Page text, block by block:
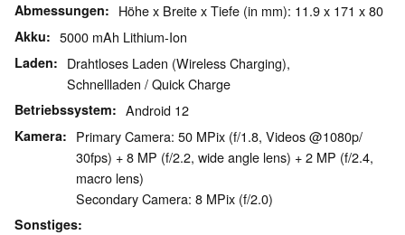
Abmessungen Höhe x Breite x Tiefe (in mm): 11.9 x 171 x 80
Akku 5000 mAh Lithium-Ion
Laden
Drahtloses Laden (Wireless Charging),
Schnellladen / Quick Charge
Betriebssystem Android 12
Kamera
Primary Camera: 50 MPix (f/​1.8, Videos @1080p/​
30fps) + 8 MP (f/​2.2, wide angle lens) + 2 MP (f/​2.4,
macro lens)
Secondary Camera: 8 MPix (f/​2.0)
Sonstiges